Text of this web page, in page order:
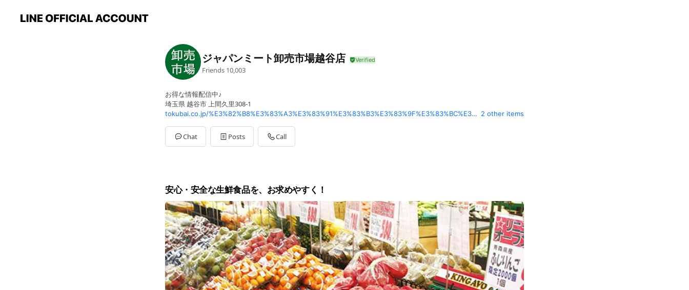
ジャパンミート卸売市場越谷店
Friends 10,003
お得な情報配信中♪
埼玉県 越谷市 上間久里308-1
tokubai.co.jp/%E3%82%B8%E3%83%A3%E3%83%91%E3%83%B3%E3%83%9F%E3%83%BC%E3%83%88%E5%8D%B8%E5%A3%B2%E5%B8%82%E5%A0%B4/83279?psth=1 2 other items
Chat Posts Call
安心・安全な生鮮食品を、お求めやすく！